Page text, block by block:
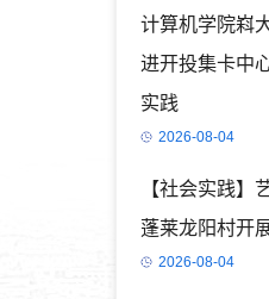
计算机学院嵙
进开投集卡中
实践
2026-08-04
【社会实践】
蓬莱龙阳村开
2026-08-04